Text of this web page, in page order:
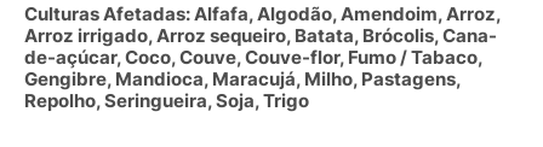
Culturas Afetadas: Alfafa, Algodão, Amendoim, Arroz,
Arroz irrigado, Arroz sequeiro, Batata, Brócolis, Cana-
de-açúcar, Coco, Couve, Couve-flor, Fumo / Tabaco,
Gengibre, Mandioca, Maracujá, Milho, Pastagens,
Repolho, Seringueira, Soja, Trigo